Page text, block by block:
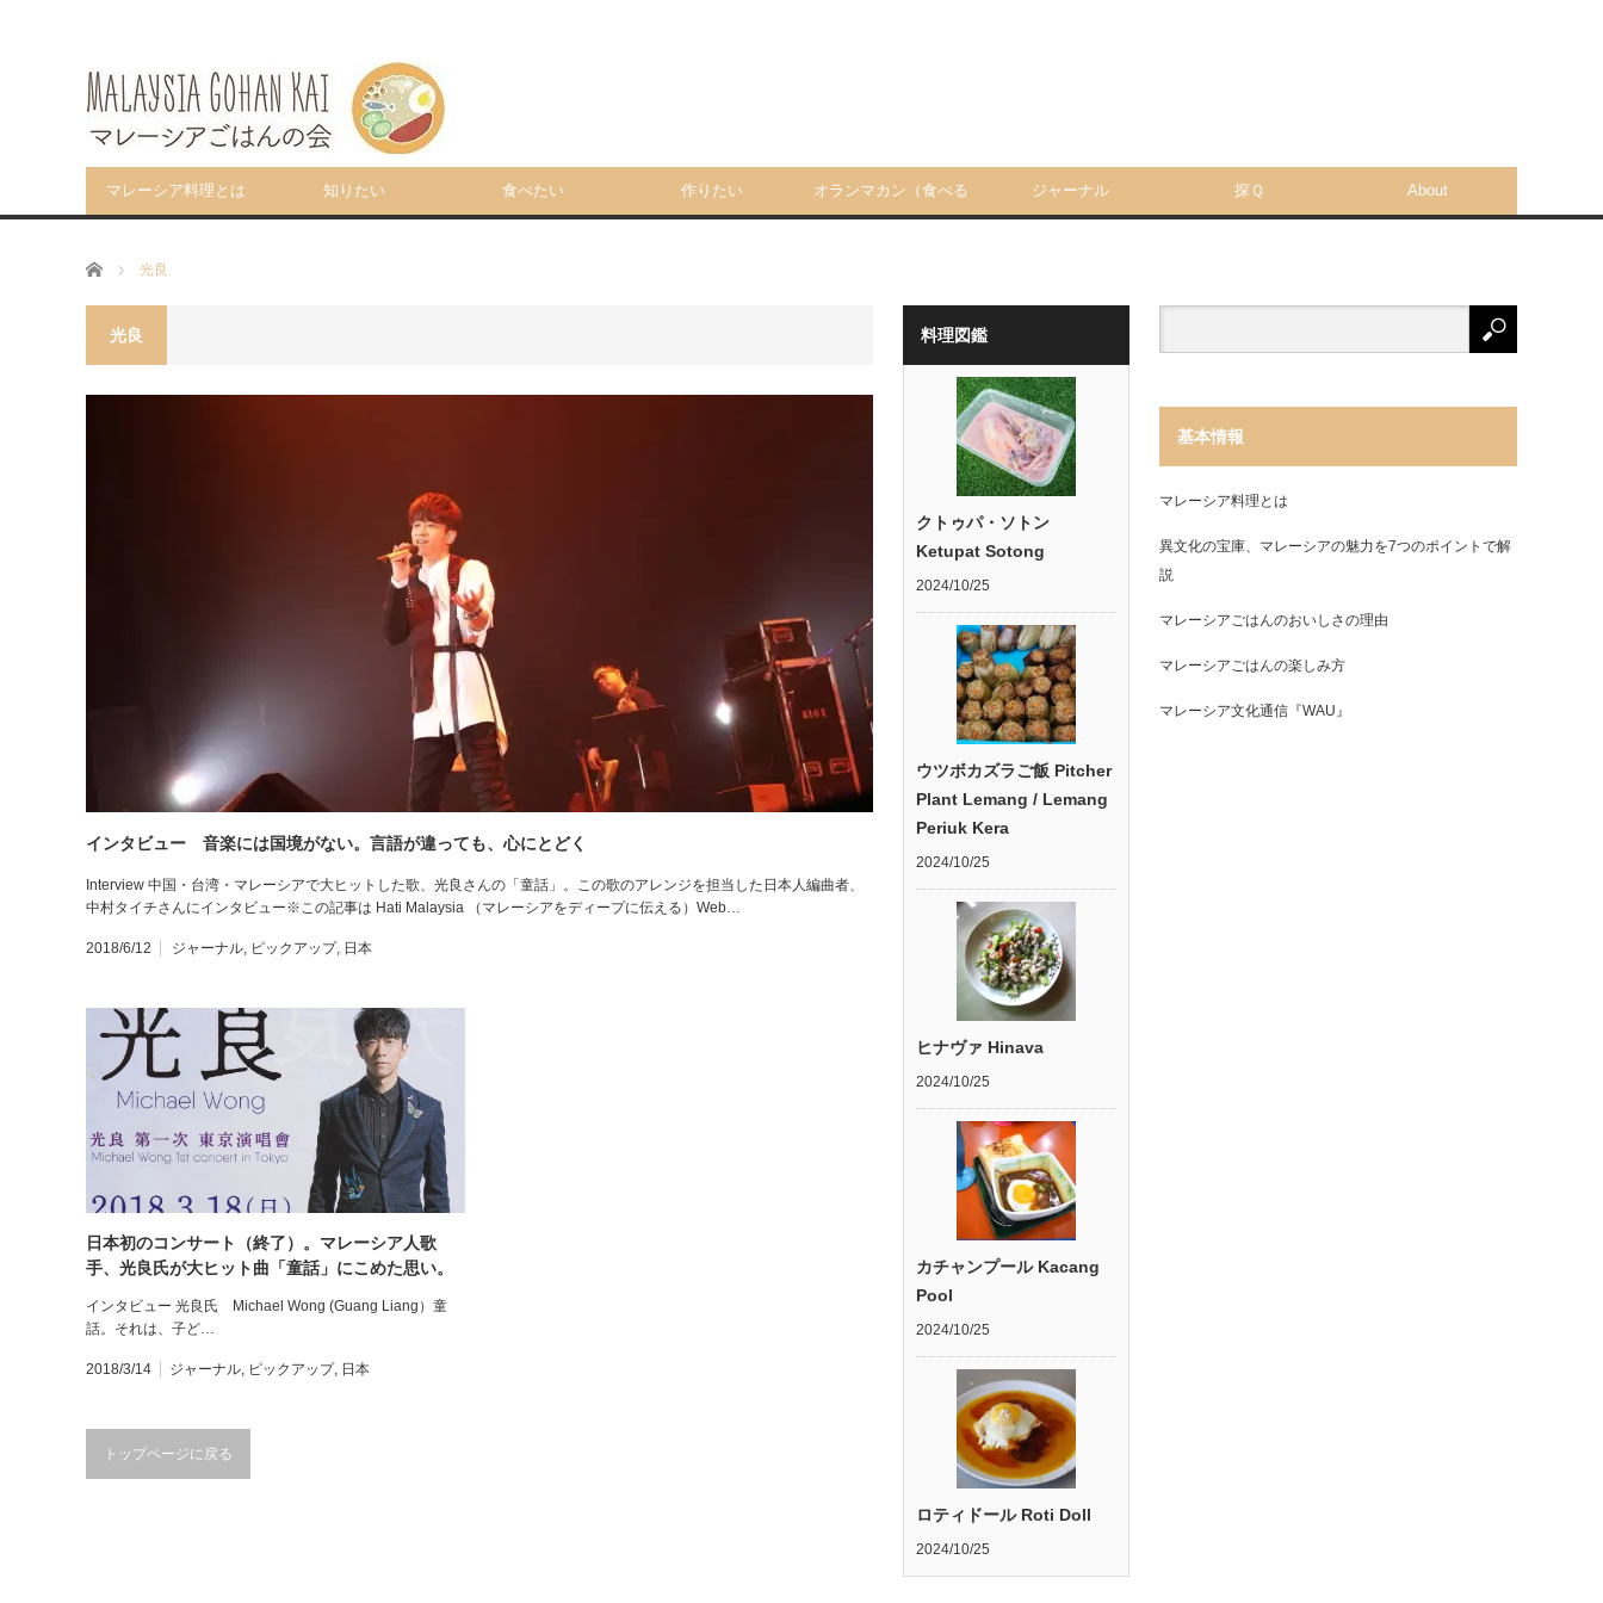
マレーシア料理とは 知りたい 食べたい 作りたい オランマカン（食べる ジャーナル 探Ｑ About
ホーム 光良
光良
インタビュー 音楽には国境がない。言語が違っても、心にとどく
Interview 中国・台湾・マレーシアで大ヒットした歌、光良さんの「童話」。この歌のアレンジを担当した日本人編曲者、
中村タイチさんにインタビュー※この記事は Hati Malaysia （マレーシアをディープに伝える）Web…
2018/6/12 ジャーナル, ピックアップ, 日本
日本初のコンサート（終了）。マレーシア人歌
手、光良氏が大ヒット曲「童話」にこめた思い。
インタビュー 光良氏 Michael Wong (Guang Liang）童
話。それは、子ど…
2018/3/14 ジャーナル, ピックアップ, 日本
トップページに戻る
料理図鑑
クトゥパ・ソトン
Ketupat Sotong
2024/10/25
ウツボカズラご飯 Pitcher
Plant Lemang / Lemang
Periuk Kera
2024/10/25
ヒナヴァ Hinava
2024/10/25
カチャンプール Kacang
Pool
2024/10/25
ロティドール Roti Doll
2024/10/25
基本情報
マレーシア料理とは
異文化の宝庫、マレーシアの魅力を7つのポイントで解
説
マレーシアごはんのおいしさの理由
マレーシアごはんの楽しみ方
マレーシア文化通信『WAU』